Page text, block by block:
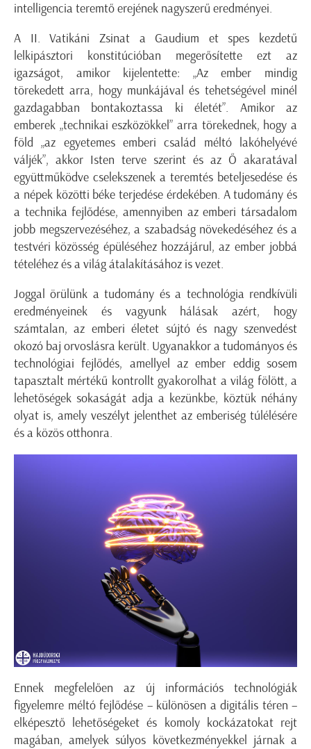
intelligencia teremtő erejének nagyszerű eredményei.
A II. Vatikáni Zsinat a Gaudium et spes kezdetű
lelkipásztori konstitúcióban megerősítette ezt az
igazságot, amikor kijelentette: „Az ember mindig
törekedett arra, hogy munkájával és tehetségével minél
gazdagabban bontakoztassa ki életét”. Amikor az
emberek „technikai eszközökkel” arra törekednek, hogy a
föld „az egyetemes emberi család méltó lakóhelyévé
váljék”, akkor Isten terve szerint és az Ő akaratával
együttműködve cselekszenek a teremtés beteljesedése és
a népek közötti béke terjedése érdekében. A tudomány és
a technika fejlődése, amennyiben az emberi társadalom
jobb megszervezéséhez, a szabadság növekedéséhez és a
testvéri közösség épüléséhez hozzájárul, az ember jobbá
tételéhez és a világ átalakításához is vezet.
Joggal örülünk a tudomány és a technológia rendkívüli
eredményeinek és vagyunk hálásak azért, hogy
számtalan, az emberi életet sújtó és nagy szenvedést
okozó baj orvoslásra került. Ugyanakkor a tudományos és
technológiai fejlődés, amellyel az ember eddig sosem
tapasztalt mértékű kontrollt gyakorolhat a világ fölött, a
lehetőségek sokaságát adja a kezünkbe, köztük néhány
olyat is, amely veszélyt jelenthet az emberiség túlélésére
és a közös otthonra.
Ennek megfelelően az új információs technológiák
figyelemre méltó fejlődése – különösen a digitális téren –
elképesztő lehetőségeket és komoly kockázatokat rejt
magában, amelyek súlyos következményekkel járnak a